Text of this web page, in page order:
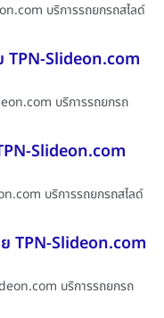
บริการรถยกรถสไลด์
TPN-Slideon.com
บริการรถยกรถ
Slideon.com
บริการรถยกรถสไลด์
TPN-Slideon.com
บริการรถยกรถ